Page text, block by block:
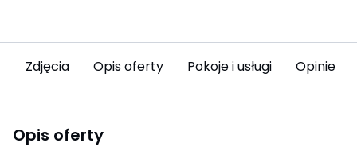
Zdjęcia Opis oferty Pokoje i usługi Opinie (9)
Opis oferty